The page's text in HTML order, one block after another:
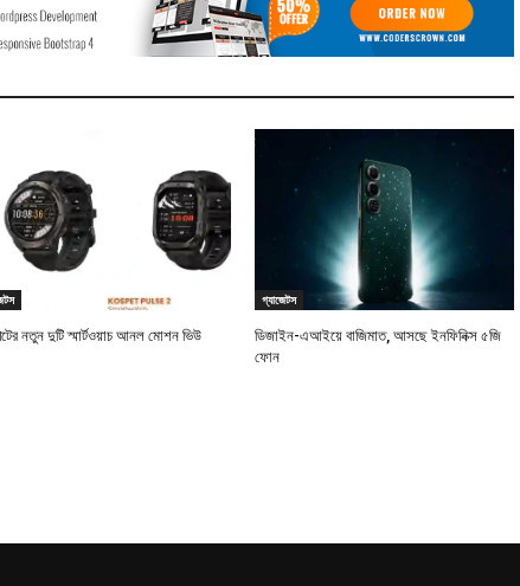
নতুন দুটি স্মার্টওয়াচ আনল মোশন ভিউ
গ্যাজেটস
ডিজাইন-এআইয়ে বাজিমাত, আসছে ইনফিনিক্স ৫জি
ফোন